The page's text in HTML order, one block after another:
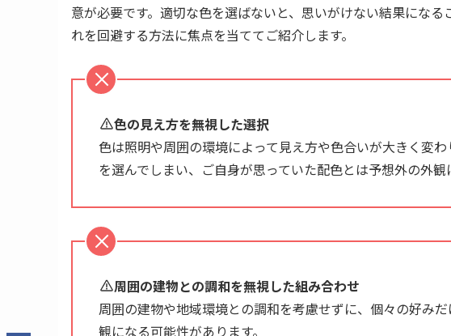
意が必要です。適切な色を選ばないと、思いがけない結果にな
れを回避する方法に焦点を当ててご紹介します。
色の見え方を無視した選択
色は照明や周囲の環境によって見え方や色合いが大きく変
を選んでしまい、ご自身が思っていた配色とは予想外の外観
周囲の建物との調和を無視した組み合わせ
周囲の建物や地域環境との調和を考慮せずに、個々の好み
観になる可能性があります。